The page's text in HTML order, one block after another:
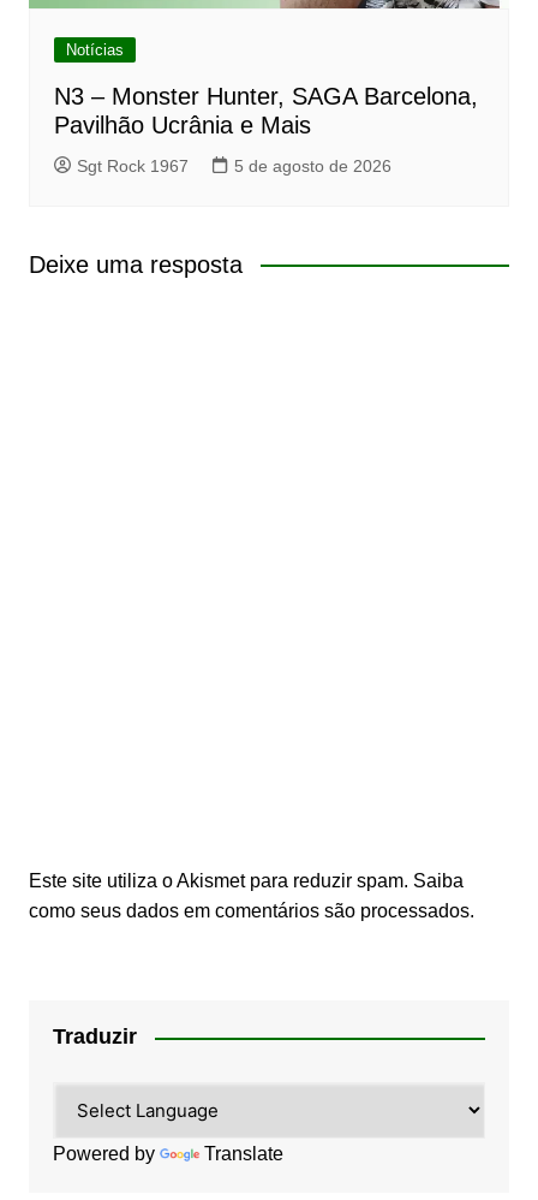
Notícias
N3 – Monster Hunter, SAGA Barcelona,
Pavilhão Ucrânia e Mais
Sgt Rock 1967 5 de agosto de 2026
Deixe uma resposta
Este site utiliza o Akismet para reduzir spam. Saiba
como seus dados em comentários são processados.
Traduzir
Powered by Translate